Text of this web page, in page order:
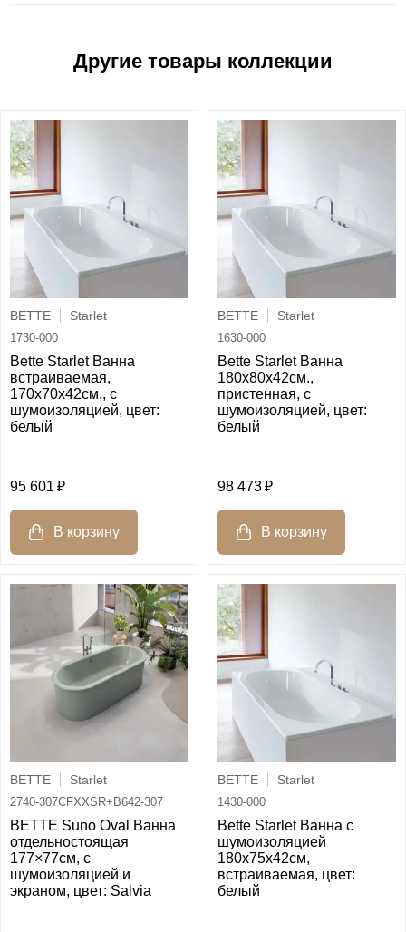
BETTE Starlet
1730-000
Bette Starlet Ванна
встраиваемая,
170х70х42см., с
шумоизоляцией, цвет:
белый
95 601
BETTE Starlet
1630-000
Bette Starlet Ванна
180х80х42см.,
пристенная, с
шумоизоляцией, цвет:
белый
98 473
BETTE Starlet
2740-307CFXXSR+B642-307
BETTE Suno Oval Ванна
отдельностоящая
177×77см, с
шумоизоляцией и
экраном, цвет: Salvia
BETTE Starlet
1430-000
Bette Starlet Ванна с
шумоизоляцией
180х75х42см,
встраиваемая, цвет:
белый